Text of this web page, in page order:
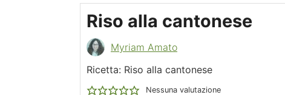
Riso alla cantonese
Myriam Amato
Ricetta: Riso alla cantonese
Nessuna valutazione